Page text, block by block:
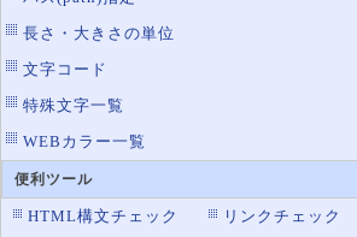
長さ・大きさの単位
文字コード
特殊文字一覧
WEBカラー一覧
便利ツール
HTML構文チェック
リンクチェック